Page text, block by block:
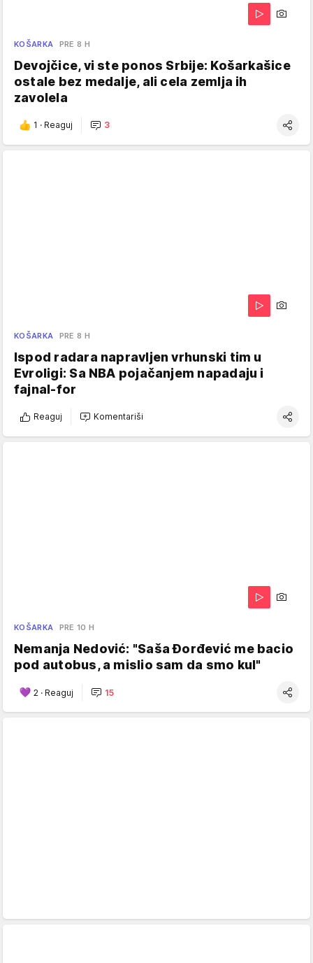
KOŠARKA PRE 8 H
Devojčice, vi ste ponos Srbije: Košarkašice
ostale bez medalje, ali cela zemlja ih
zavolela
1 · Reaguj 3
KOŠARKA PRE 8 H
Ispod radara napravljen vrhunski tim u
Evroligi: Sa NBA pojačanjem napadaju i
fajnal-for
Reaguj Komentariši
KOŠARKA PRE 10 H
Nemanja Nedović: "Saša Đorđević me bacio
pod autobus, a mislio sam da smo kul"
2 · Reaguj 15